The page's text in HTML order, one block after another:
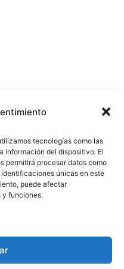
tecnologías como las
información del dispositivo. El
permitirá procesar datos como
únicas en este
puede afectar
y funciones.